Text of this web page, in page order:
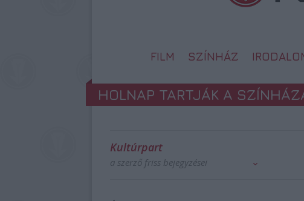
FILM SZÍNHÁZ
HOLNAP TARTJÁK A
Kultúrpart
a szerző friss bejegyzései